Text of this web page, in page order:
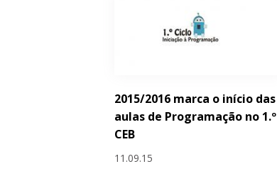
2015/2016 marca o início das
aulas de Programação no 1.º
CEB
11.09.15